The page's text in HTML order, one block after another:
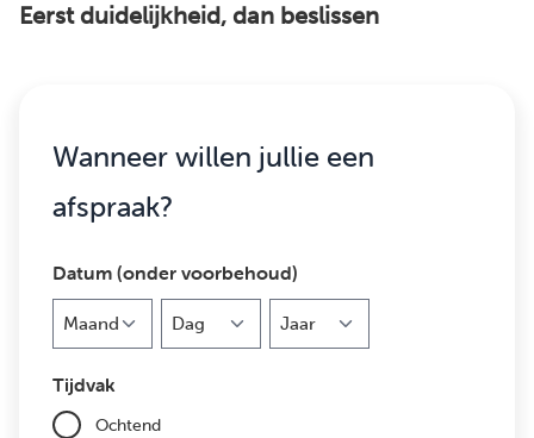
Eerst duidelijkheid, dan beslissen
Wanneer willen jullie een
afspraak?
Datum (onder voorbehoud)
Tijdvak
Ochtend